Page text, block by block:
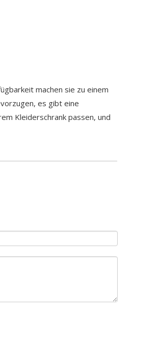
machen sie zu einem
es gibt eine
Kleiderschrank passen, und